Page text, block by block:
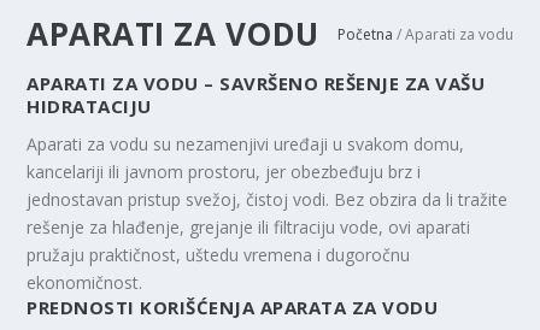
APARATI ZA VODU Početna / Aparati za vodu
APARATI ZA VODU – SAVRŠENO REŠENJE ZA VAŠU
HIDRATACIJU
Aparati za vodu su nezamenjivi uređaji u svakom domu,
kancelariji ili javnom prostoru, jer obezbeđuju brz i
jednostavan pristup svežoj, čistoj vodi. Bez obzira da li tražite
rešenje za hlađenje, grejanje ili filtraciju vode, ovi aparati
pružaju praktičnost, uštedu vremena i dugoročnu
ekonomičnost.
PREDNOSTI KORIŠĆENJA APARATA ZA VODU